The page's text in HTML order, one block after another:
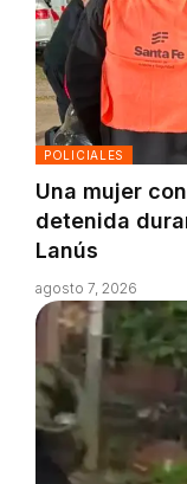
POLICIALES
Una mujer
detenida
Lanús
agosto 7, 2026